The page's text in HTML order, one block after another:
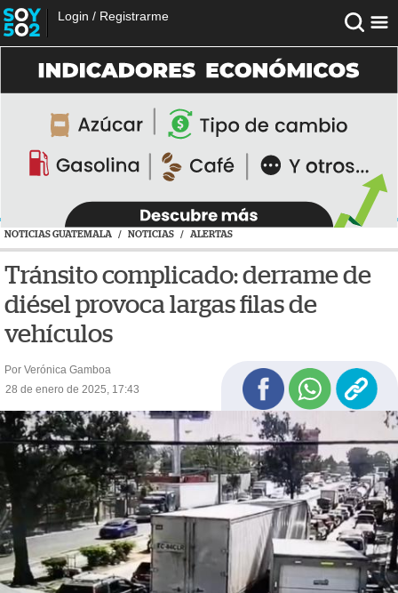
Login / Registrarme
NOTICIAS GUATEMALA / NOTICIAS / ALERTAS
Tránsito complicado: derrame de
diésel provoca largas filas de
vehículos
Por Verónica Gamboa
28 de enero de 2025, 17:43